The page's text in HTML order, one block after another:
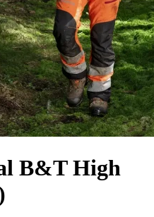
B&T High